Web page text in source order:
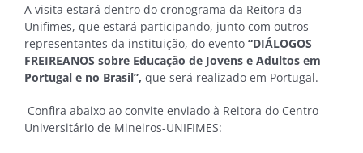
A visita estará dentro do cronograma da Reitora da
Unifimes, que estará participando, junto com outros
representantes da instituição, do evento “DIÁLOGOS
FREIREANOS sobre Educação de Jovens e Adultos em
Portugal e no Brasil”, que será realizado em Portugal.
Confira abaixo ao convite enviado à Reitora do Centro
Universitário de Mineiros-UNIFIMES: